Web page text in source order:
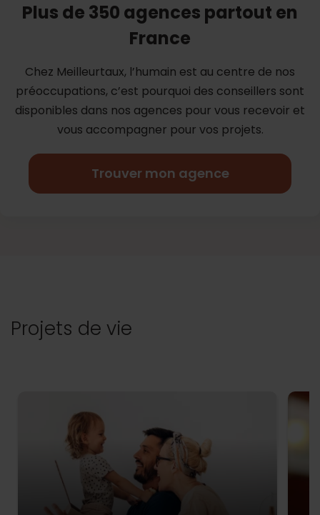
Plus de 350 agences partout en
France
Chez Meilleurtaux, l’humain est au centre de nos
préoccupations, c’est pourquoi des conseillers sont
disponibles dans nos agences pour vous recevoir et
vous accompagner pour vos projets.
Trouver mon agence
Projets de vie